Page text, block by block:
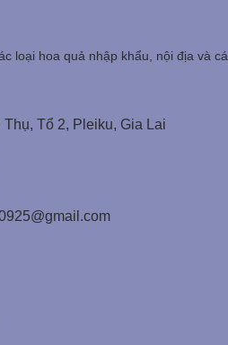
loại hoa quả nhập khẩu, nội địa và
Tổ 2, Pleiku, Gia Lai